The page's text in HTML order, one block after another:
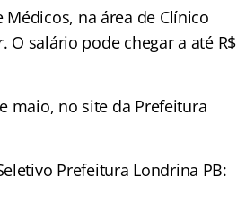
na área de Clínico
O salário pode chegar a até R$
maio, no site da Prefeitura
Prefeitura Londrina PB: